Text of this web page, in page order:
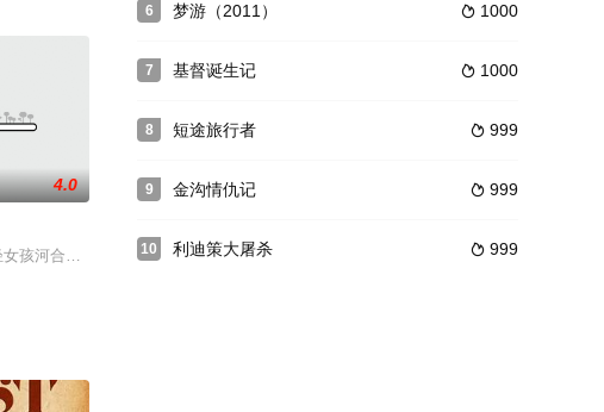
将军通过连环计
，清政府腐朽透顶，张之洞虽穷尽一生之力也未能挽
4.0
孩河合夏美（有村架纯 饰）对迷茫的未来颇感不安，而男友相羽慎吾（工藤阿须加 饰
6  1000
梦游（2011）
7  1000
基督诞生记
8  999
短途旅行者
9  999
金沟情仇记
10  999
利迪策大屠杀